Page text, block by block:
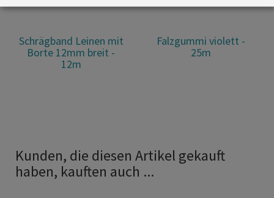
Schrägband Leinen mit
Borte 12mm breit -
12m
Falzgummi violett -
25m
Kunden, die diesen Artikel gekauft
haben, kauften auch ...